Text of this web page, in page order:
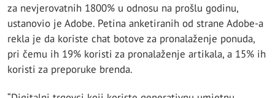
za nevjerovatnih 1800% u odnosu na prošlu godinu,
ustanovio je Adobe. Petina anketiranih od strane Adobe-a
rekla je da koriste chat botove za pronalaženje ponuda,
pri čemu ih 19% koristi za pronalaženje artikala, a 15% ih
koristi za preporuke brenda.